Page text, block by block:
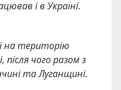
і в Україні.
на територію
чого разом з
та Луганщині.